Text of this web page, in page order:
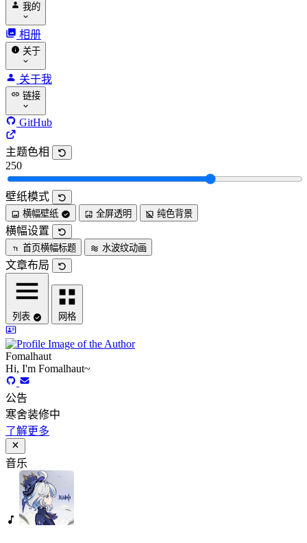
我的
相册
关于
关于我
链接
GitHub
主题色相
250
壁纸模式
横幅壁纸 全屏透明 纯色背景
横幅设置
首页横幅标题 水波纹动画
文章布局
列表 网格
Fomalhaut
Hi, I'm Fomalhaut~
公告
寒舍装修中
了解更多
音乐